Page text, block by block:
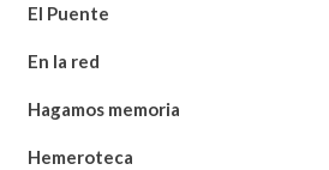
El Puente
En la red
Hagamos memoria
Hemeroteca